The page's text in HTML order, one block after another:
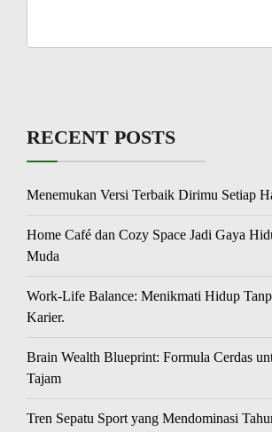
RECENT POSTS
Menemukan Versi Terbaik Dirimu Setiap
Home Café dan Cozy Space Jadi Gaya
Muda
Work-Life Balance: Menikmati Hidup
Karier.
Brain Wealth Blueprint: Formula Cerdas
Tajam
Tren Sepatu Sport yang Mendominasi